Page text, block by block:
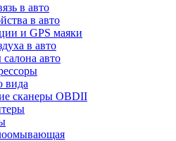
в авто
в авто
и GPS маяки
в авто
авто
вида
сканеры OBDII